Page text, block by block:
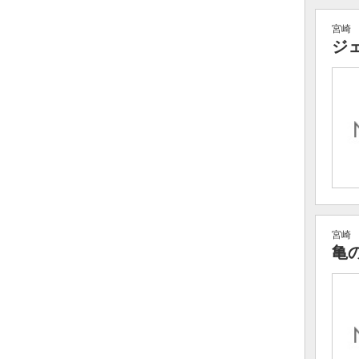
宮崎
ジ
宮崎
亀